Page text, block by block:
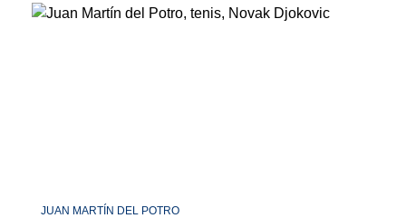
JUAN MARTÍN DEL POTRO